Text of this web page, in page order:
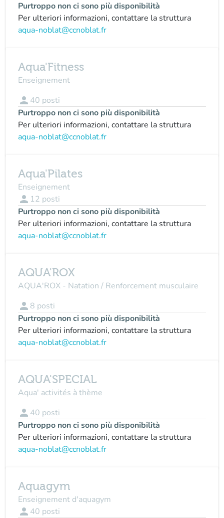
Purtroppo non ci sono più disponibilità
Per ulteriori informazioni, contattare la struttura
aqua-noblat@ccnoblat.fr
Aqua'Fitness
Enseignement
person 40 posti
Purtroppo non ci sono più disponibilità
Per ulteriori informazioni, contattare la struttura
aqua-noblat@ccnoblat.fr
Aqua'Pilates
Enseignement
person 12 posti
Purtroppo non ci sono più disponibilità
Per ulteriori informazioni, contattare la struttura
aqua-noblat@ccnoblat.fr
AQUA'ROX
AQUA'ROX - Natation / Renforcement musculaire
person 8 posti
Purtroppo non ci sono più disponibilità
Per ulteriori informazioni, contattare la struttura
aqua-noblat@ccnoblat.fr
AQUA'SPECIAL
Aqua' activités à thème
person 40 posti
Purtroppo non ci sono più disponibilità
Per ulteriori informazioni, contattare la struttura
aqua-noblat@ccnoblat.fr
Aquagym
Enseignement d'aquagym
person 40 posti